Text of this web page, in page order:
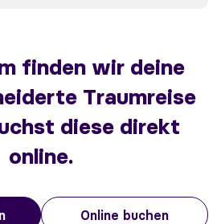
finden wir deine
Traumreise
diese direkt
online.
Online buchen